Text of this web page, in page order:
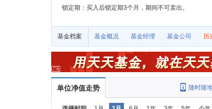
锁定期：买入后锁定期3个月，期间不可卖出。
基金档案 基金概况 基金经理 基金公司 历
单位净值走势 随时随